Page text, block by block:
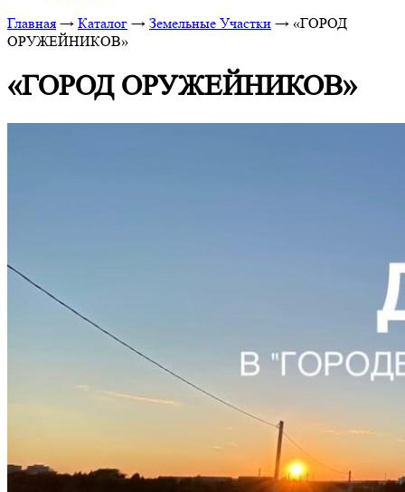
Главная → Каталог → Земельные Участки → «ГОРОД
ОРУЖЕЙНИКОВ»
«ГОРОД ОРУЖЕЙНИКОВ»